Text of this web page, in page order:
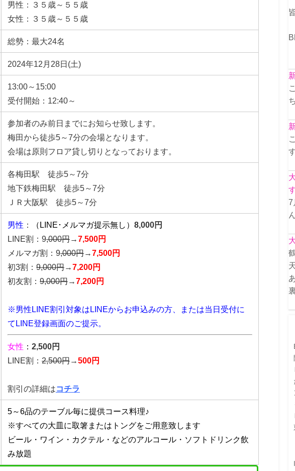
男性：３５歳～５５歳
女性：３５歳～５５歳
総勢：最大24名
2024年12月28日(土)
13:00～15:00
受付開始：12:40～
参加者のみ前日までにお知らせ致します。
梅田から徒歩5～7分の会場となります。
会場は原則フロア貸し切りとなっております。
各梅田駅 徒歩5～7分
地下鉄梅田駅 徒歩5～7分
ＪＲ大阪駅 徒歩5～7分
男性 ： （LINE･メルマガ提示無し） 8,000円
LINE割：9,000円→7,500円
メルマガ割：9,000円→7,500円
初3割： 9,000円→7,200円
初友割： 9,000円→7,200円
※男性LINE割引対象はLINEからお申込みの方、または当日受付に
てLINE登録画面のご提示。
女性 ： 2,500円
LINE割： 2,500円→500円
割引の詳細はコチラ
5～6品のテーブル毎に提供コース料理♪
※すべての大皿に取箸またはトングをご用意致します
ビール・ワイン・カクテル・などのアルコール・ソフトドリンク飲
み放題
7